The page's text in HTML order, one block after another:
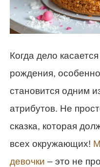
Когда дело
рождения,
становится одним
атрибутов. Не
сказка, которая
всех окружающих!
девочки – это не